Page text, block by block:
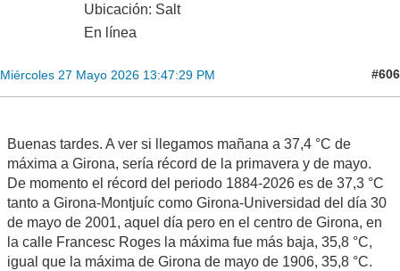
Ubicación: Salt
En línea
Miércoles 27 Mayo 2026 13:47:29 PM #606
Buenas tardes. A ver si llegamos mañana a 37,4 °C de
máxima a Girona, sería récord de la primavera y de mayo.
De momento el récord del periodo 1884-2026 es de 37,3 °C
tanto a Girona-Montjuíc como Girona-Universidad del día 30
de mayo de 2001, aquel día pero en el centro de Girona, en
la calle Francesc Roges la máxima fue más baja, 35,8 °C,
igual que la máxima de Girona de mayo de 1906, 35,8 °C.